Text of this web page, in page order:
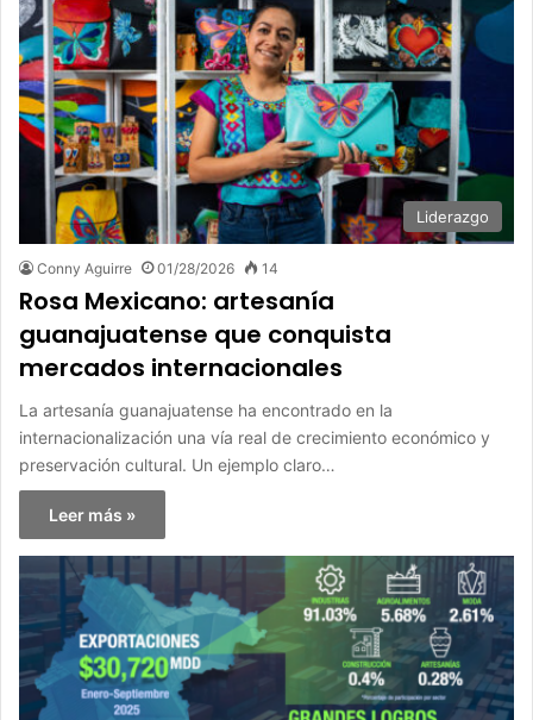
Liderazgo
Conny Aguirre 01/28/2026 14
Rosa Mexicano: artesanía
guanajuatense que conquista
mercados internacionales
La artesanía guanajuatense ha encontrado en la
internacionalización una vía real de crecimiento económico y
preservación cultural. Un ejemplo claro…
Leer más »